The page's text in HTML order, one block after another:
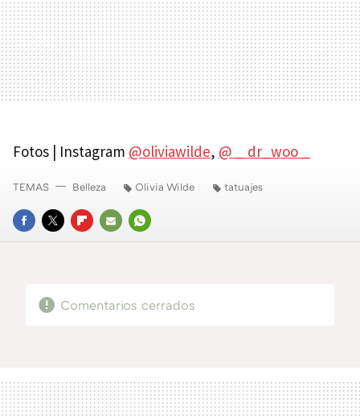
Fotos | Instagram @oliviawilde, @ _ dr_woo _
FACEBOOK
TWITTERFLIPBOARD
E-
WHATSAPP
TEMAS Belleza Olivia Wilde tatuajes
Comentarios cerrados